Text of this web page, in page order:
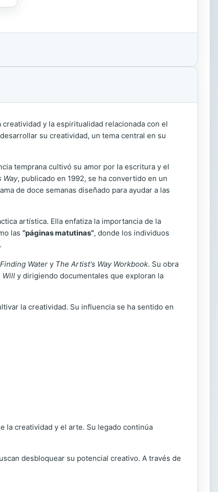
y la espiritualidad relacionada con el
su creatividad, un tema central en su
temprana cultivó su amor por la escritura y el
Way, publicado en 1992, se ha convertido en un
de doce semanas diseñado para ayudar a las
artística. Ella enfatiza la importancia de la
las “páginas matutinas”, donde los individuos
Finding Water y The Artist's Way Workbook. Su obra
Will y dirigiendo documentales que exploran la
la creatividad. Su influencia se ha sentido en
la creatividad y el arte. Su legado continúa
desbloquear su potencial creativo. A través de